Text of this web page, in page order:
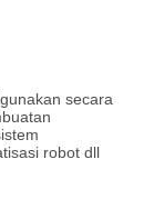
secara
robot dll